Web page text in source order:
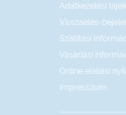
Adatkezelési
Visszaélés-
Szállítási
Vásárlási
Online elállási
Impresszum